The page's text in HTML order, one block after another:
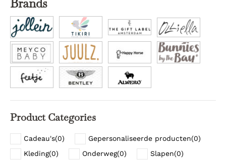
Brands
Product Categories
Cadeau's(0) Gepersonaliseerde producten(0)
Kleding(0) Onderweg(0) Slapen(0)